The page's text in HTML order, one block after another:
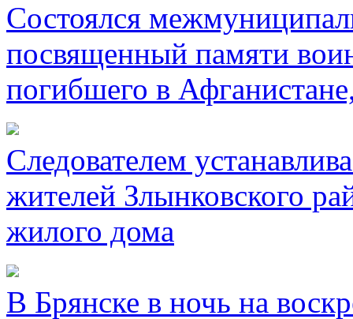
Состоялся
посвященный памяти
погибшего в
Следователем
жителей Злынковского
жилого дома
В Брянске в ночь на